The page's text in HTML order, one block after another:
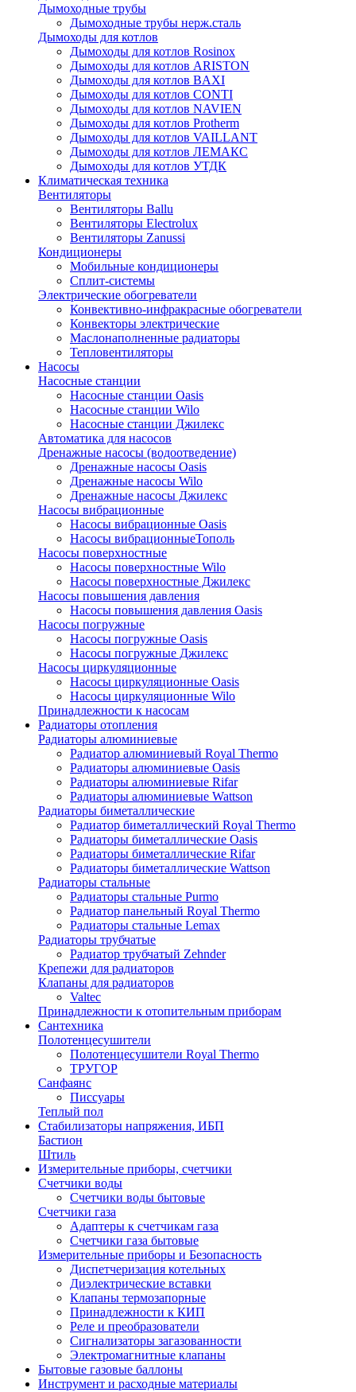
Дымоходные трубы
Дымоходные трубы нерж.сталь
Дымоходы для котлов
Дымоходы для котлов Rosinox
Дымоходы для котлов ARISTON
Дымоходы для котлов BAXI
Дымоходы для котлов CONTI
Дымоходы для котлов NAVIEN
Дымоходы для котлов Protherm
Дымоходы для котлов VAILLANT
Дымоходы для котлов ЛЕМАКС
Дымоходы для котлов УТДК
Климатическая техника
Вентиляторы
Вентиляторы Ballu
Вентиляторы Electrolux
Вентиляторы Zanussi
Кондиционеры
Мобильные кондиционеры
Сплит-системы
Электрические обогреватели
Конвективно-инфракрасные обогреватели
Конвекторы электрические
Маслонаполненные радиаторы
Тепловентиляторы
Насосы
Насосные станции
Насосные станции Oasis
Насосные станции Wilo
Насосные станции Джилекс
Автоматика для насосов
Дренажные насосы (водоотведение)
Дренажные насосы Oasis
Дренажные насосы Wilo
Дренажные насосы Джилекс
Насосы вибрационные
Насосы вибрационные Oasis
Насосы вибрационныеТополь
Насосы поверхностные
Насосы поверхностные Wilo
Насосы поверхностные Джилекс
Насосы повышения давления
Насосы повышения давления Oasis
Насосы погружные
Насосы погружные Oasis
Насосы погружные Джилекс
Насосы циркуляционные
Насосы циркуляционные Oasis
Насосы циркуляционные Wilo
Принадлежности к насосам
Радиаторы отопления
Радиаторы алюминиевые
Радиатор алюминиевый Royal Thermo
Радиаторы алюминиевые Oasis
Радиаторы алюминиевые Rifar
Радиаторы алюминиевые Wattson
Радиаторы биметаллические
Радиатор биметаллический Royal Thermo
Радиаторы биметаллические Oasis
Радиаторы биметаллические Rifar
Радиаторы биметаллические Wattson
Радиаторы стальные
Радиаторы стальные Purmo
Радиатор панельный Royal Thermo
Радиаторы стальные Lemax
Радиаторы трубчатые
Радиатор трубчатый Zehnder
Крепежи для радиаторов
Клапаны для радиаторов
Valtec
Принадлежности к отопительным приборам
Сантехника
Полотенцесушители
Полотенцесушители Royal Thermo
ТРУГОР
Санфаянс
Писсуары
Теплый пол
Стабилизаторы напряжения, ИБП
Бастион
Штиль
Измерительные приборы, счетчики
Счетчики воды
Счетчики воды бытовые
Счетчики газа
Адаптеры к счетчикам газа
Счетчики газа бытовые
Измерительные приборы и Безопасность
Диспетчеризация котельных
Диэлектрические вставки
Клапаны термозапорные
Принадлежности к КИП
Реле и преобразователи
Сигнализаторы загазованности
Электромагнитные клапаны
Бытовые газовые баллоны
Инструмент и расходные материалы